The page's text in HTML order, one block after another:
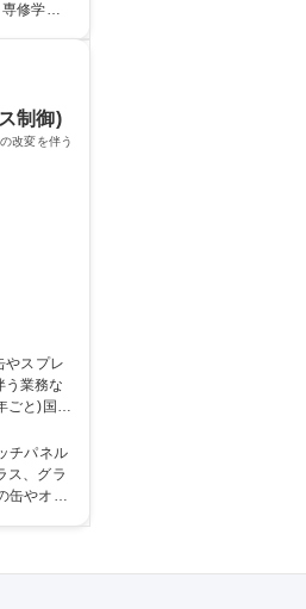
制御)
改変を伴う
う業務な
る方に
チパネル
缶やオイ